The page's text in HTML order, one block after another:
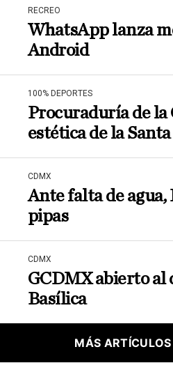
RECREO
WhatsApp lanza
Android
100% DEPORTES
Procuraduría de la
estética de la
CDMX
Ante falta de
pipas
CDMX
GCDMX abierto al
Basílica
MÁS ARTÍCULOS